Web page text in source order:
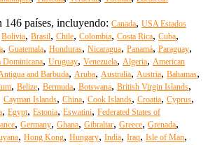
146 países, incluyendo: Canada, USA Estados
Bolivia, Brasil, Chile, Colombia, Costa Rica, Cuba,
, Guatemala, Honduras, Nicaragua, Panamá, Paraguay,
Dominicana, Uruguay, Venezuela, Algeria, American
and Barbuda, Aruba, Australia, Austria, Bahamas,
, Belize, Bermuda, Botswana, British Virgin Islands,
Cayman Islands, China, Cook Islands, Croatia, Cyprus,
, Egypt, Estonia, Eswatini, Federated States of
, Germany, Ghana, Gibraltar, Greece, Grenada,
, Hong Kong, Hungary, India, Iraq, Isle of Man,